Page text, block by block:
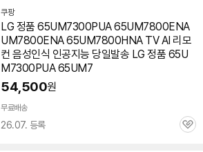
쿠팡
LG 정품 65UM7300PUA 65UM7800ENA
UM7800ENA65UM7800HNATV AI 리모
컨 음성인식 인공지능 당일발송 LG 정품 65U
M7300PUA 65UM7
54,500원
무료배송
26.07. 등록
관